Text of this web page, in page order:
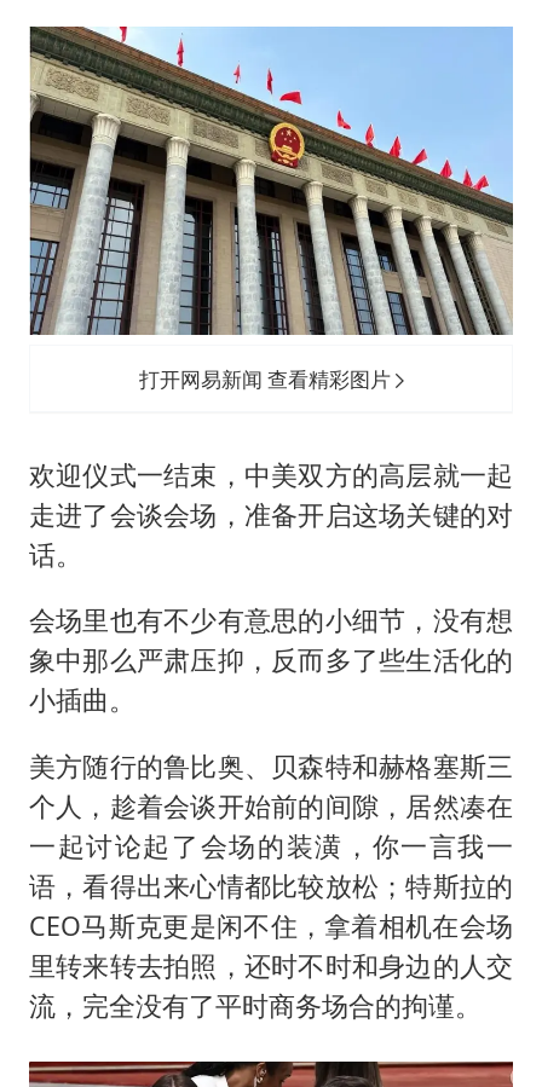
打开网易新闻 查看精彩图片
欢迎仪式一结束，中美双方的高层就一起
走进了会谈会场，准备开启这场关键的对
话。
会场里也有不少有意思的小细节，没有想
象中那么严肃压抑，反而多了些生活化的
小插曲。
美方随行的鲁比奥、贝森特和赫格塞斯三
个人，趁着会谈开始前的间隙，居然凑在
一起讨论起了会场的装潢，你一言我一
语，看得出来心情都比较放松；特斯拉的
CEO马斯克更是闲不住，拿着相机在会场
里转来转去拍照，还时不时和身边的人交
流，完全没有了平时商务场合的拘谨。